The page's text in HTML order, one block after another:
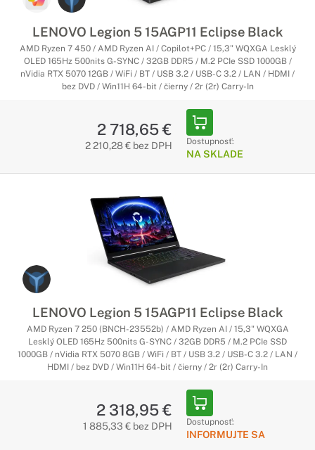
LENOVO Legion 5 15AGP11 Eclipse Black
AMD Ryzen 7 450 / AMD Ryzen AI / Copilot+PC / 15,3" WQXGA Lesklý
OLED 165Hz 500nits G-SYNC / 32GB DDR5 / M.2 PCIe SSD 1000GB /
nVidia RTX 5070 12GB / WiFi / BT / USB 3.2 / USB-C 3.2 / LAN / HDMI /
bez DVD / Win11H 64-bit / čierny / 2r (2r) Carry-In
2 718,65 €
2 210,28 € bez DPH Dostupnosť:
NA SKLADE
LENOVO Legion 5 15AGP11 Eclipse Black
AMD Ryzen 7 250 (BNCH-23552b) / AMD Ryzen AI / 15,3" WQXGA
Lesklý OLED 165Hz 500nits G-SYNC / 32GB DDR5 / M.2 PCIe SSD
1000GB / nVidia RTX 5070 8GB / WiFi / BT / USB 3.2 / USB-C 3.2 / LAN /
HDMI / bez DVD / Win11H 64-bit / čierny / 2r (2r) Carry-In
2 318,95 €
1 885,33 € bez DPH Dostupnosť:
INFORMUJTE SA